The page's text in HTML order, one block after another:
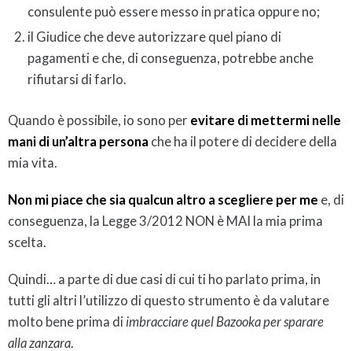
consulente può essere messo in pratica oppure no;
il Giudice che deve autorizzare quel piano di
pagamenti e che, di conseguenza, potrebbe anche
rifiutarsi di farlo.
Quando è possibile, io sono per evitare di mettermi nelle
mani di un’altra persona che ha il potere di decidere della
mia vita.
Non mi piace che sia qualcun altro a scegliere per me e, di
conseguenza, la Legge 3/2012 NON è MAI la mia prima
scelta.
Quindi… a parte di due casi di cui ti ho parlato prima, in
tutti gli altri l’utilizzo di questo strumento è da valutare
molto bene prima di imbracciare quel Bazooka per sparare
alla zanzara.